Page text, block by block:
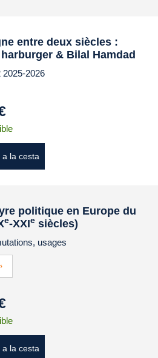
entre deux siècles :
& Bilal Hamdad
2025-2026
a la cesta
politique en Europe du
e-XXIe siècles)
usages
a la cesta